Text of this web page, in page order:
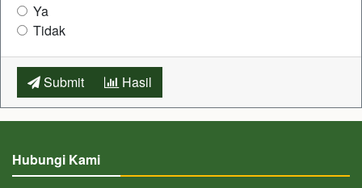
Ya
Tidak
Submit Hasil
Hubungi Kami